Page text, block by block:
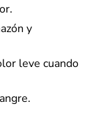
y
leve cuando